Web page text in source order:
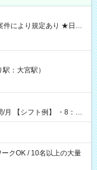
現金GET♪ お仕事後はコ
用期間】試
：大宮駅）
00
クOK / 10名以上の大量